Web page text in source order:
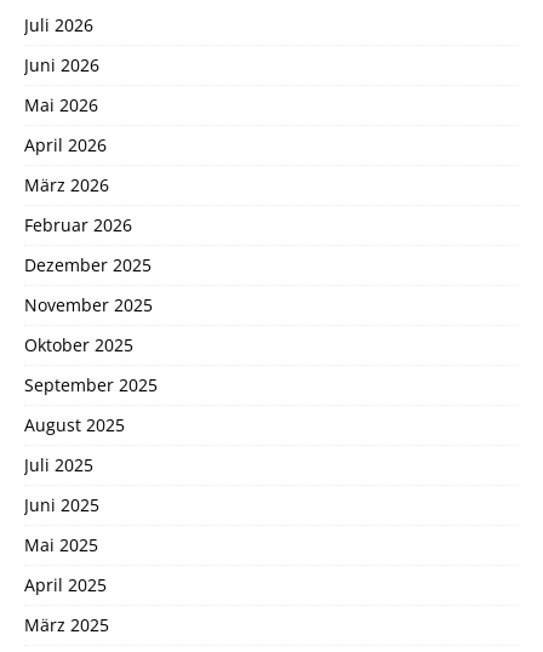
Juli 2026
Juni 2026
Mai 2026
April 2026
März 2026
Februar 2026
Dezember 2025
November 2025
Oktober 2025
September 2025
August 2025
Juli 2025
Juni 2025
Mai 2025
April 2025
März 2025